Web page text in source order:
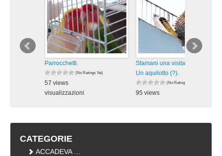
Parrocchetti.
(No Ratings Yet)
57 views
visualizzazioni
Stamani una visita inaspettata:
Un aquilotto (?).
(No Ratings Yet)
95 views
CATEGORIE
ACCADEVA …